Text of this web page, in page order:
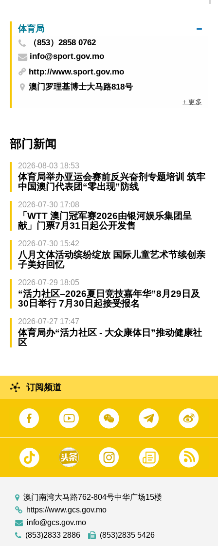
有健康资讯推广
体育局
（853）2858 0762
info@sport.gov.mo
http://www.sport.gov.mo
澳门罗理基博士大马路818号
+ 更多
部门新闻
2026-08-03 18:53
体育局举办亚运会赛前反兴奋剂专题培训 筑牢
中国澳门代表团“零出现”防线
2026-07-30 17:08
「WTT 澳门冠军赛2026由银河娱乐集团呈
献」门票7月31日起公开发售
2026-07-30 15:42
八月文体活动缤纷绽放 国际儿童艺术节续创亲
子美好回忆
2026-07-29 18:05
“活力社区–2026夏日竞技嘉年华”8月29日及
30日举行 7月30日起接受报名
2026-07-27 17:47
体育局办“活力社区 - 大众康体日”推动健康社
区
订阅频道
澳门南湾大马路762-804号中华广场15楼
https://www.gcs.gov.mo
info@gcs.gov.mo
(853)2833 2886
(853)2835 5426